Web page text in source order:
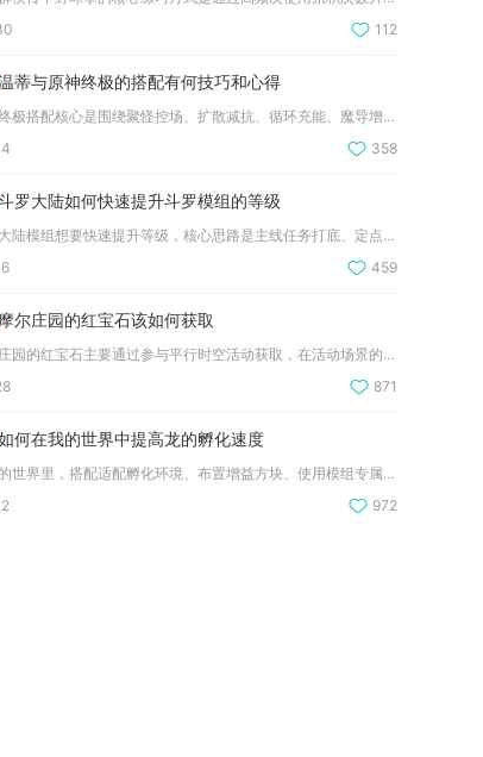
112
蒂与原神终极的搭配有何技巧和心得
温迪终极搭配核心是围绕聚怪控场、扩散减抗、循环充能、魔导增益...
358
罗大陆如何快速提升斗罗模组的等级
斗罗大陆模组想要快速提升等级，核心思路是主线任务打底、定点刷...
459
摩尔庄园的红宝石该如何获取
摩尔庄园的红宝石主要通过参与平行时空活动获取，在活动场景的报...
871
何在我的世界中提高龙的孵化速度
在我的世界里，搭配适配孵化环境、布置增益方块、使用模组专属道...
972